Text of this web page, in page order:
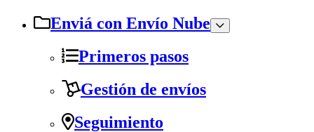
Enviá con Envío Nube
Primeros pasos
Gestión de envíos
Seguimiento